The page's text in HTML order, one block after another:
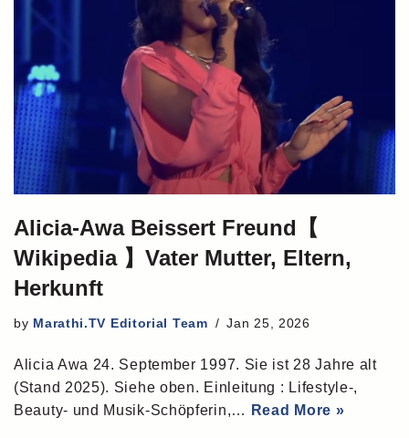
Alicia-Awa Beissert Freund【
Wikipedia 】Vater Mutter, Eltern,
Herkunft
by Marathi.TV Editorial Team Jan 25, 2026
Alicia Awa 24. September 1997. Sie ist 28 Jahre alt
(Stand 2025). Siehe oben. Einleitung : Lifestyle-,
Beauty- und Musik-Schöpferin,…
Read More »